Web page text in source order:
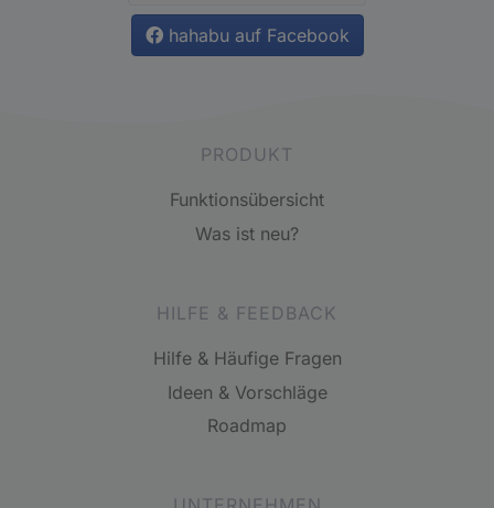
hahabu auf Facebook
PRODUKT
Funktionsübersicht
Was ist neu?
HILFE & FEEDBACK
Hilfe & Häufige Fragen
Ideen & Vorschläge
Roadmap